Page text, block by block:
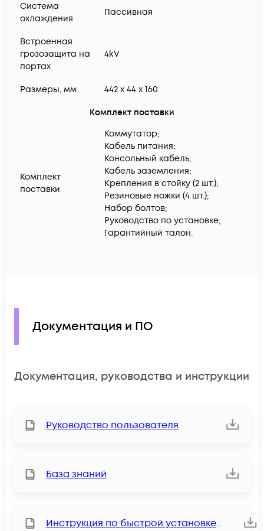
Система
охлаждения
Пассивная
Встроенная
грозозащита на
портах
4kV
Размеры, мм 442 x 44 x 160
Комплект поставки
Комплект
поставки
Коммутатор;
Кабель питания;
Консольный кабель;
Кабель заземления;
Крепления в стойку (2 шт.);
Резиновые ножки (4 шт.);
Набор болтов;
Руководство по установке;
Гарантийный талон.
Документация и ПО
Документация, руководства и инструкции
Руководство пользователя
База знаний
Инструкция по быстрой установке (QIG)